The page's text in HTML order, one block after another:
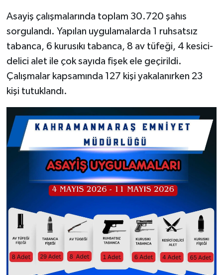
Asayiş çalışmalarında toplam 30.720 şahıs
sorgulandı. Yapılan uygulamalarda 1 ruhsatsız
tabanca, 6 kurusıkı tabanca, 8 av tüfeği, 4 kesici-
delici alet ile çok sayıda fişek ele geçirildi.
Çalışmalar kapsamında 127 kişi yakalanırken 23
kişi tutuklandı.